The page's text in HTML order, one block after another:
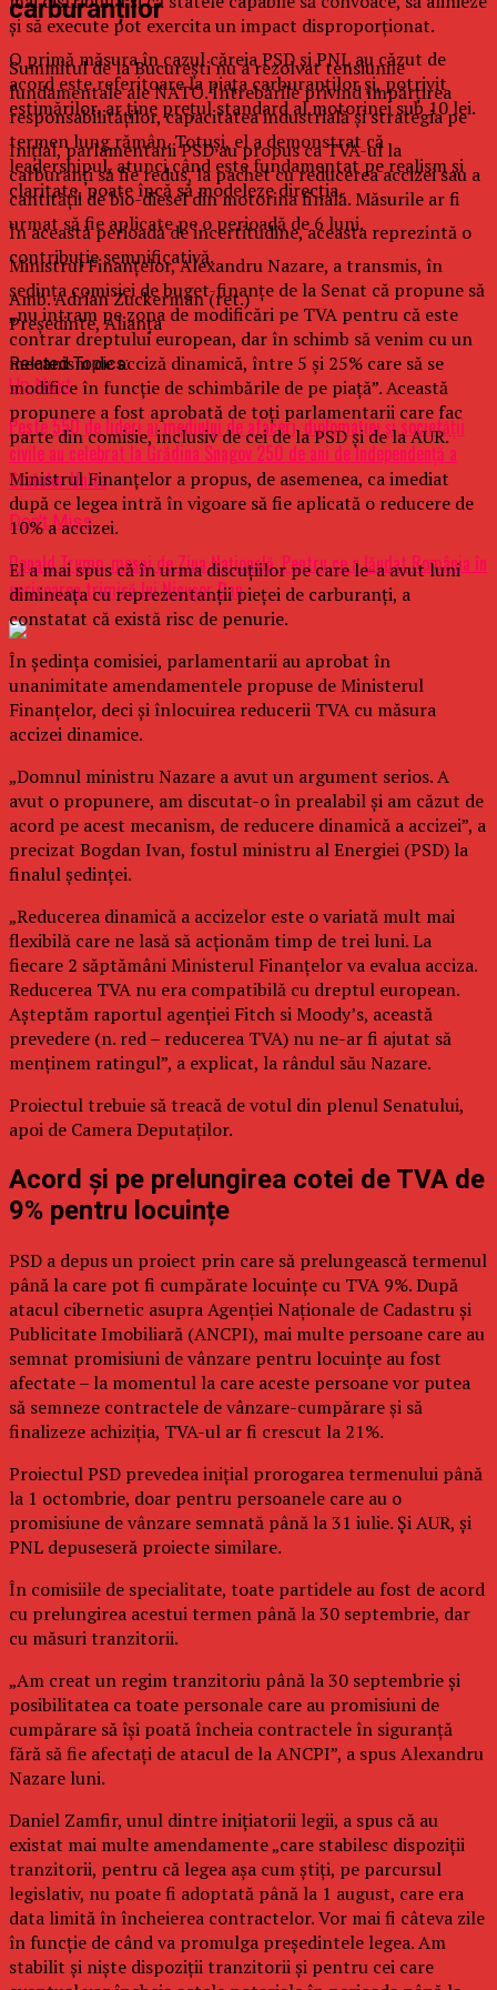
și să execute pot exercita un impact disproporționat.
Summitul de la București nu a rezolvat tensiunile
fundamentale ale NATO. Întrebările privind împărțirea
responsabilităților, capacitatea industrială și strategia pe
termen lung rămân. Totuși, el a demonstrat că
leadershipul, atunci când este fundamentat pe realism și
claritate, poate încă să modeleze direcția.
În această perioadă de incertitudine, aceasta reprezintă o
contribuție semnificativă.
Amb. Adrian Zuckerman (ret.)
Președinte, Alianța
Related Topics:
Up Next
Peste 550 de lideri ai mediului de afaceri, diplomației și societății
civile au celebrat la Grădina Snagov 250 de ani de Independență a
Statelor Unite
Don't Miss
Donald Trump, mesaj de Ziua Națională. Pentru ce a lăudat România în
scrisoarea trimisă lui Nicușor Dan
carburanților
O primă măsura în cazul căreia PSD și PNL au căzut de
acord este referitoare la piața carburanților și, potrivit
estimărilor, ar ține prețul standard al motorinei sub 10 lei.
Inițial, parlamentarii PSD au propus ca TVA-ul la
carburanți să fie redus, la pachet cu reducerea accizei sau a
cantității de bio-diesel din motorina finală. Măsurile ar fi
urmat să fie aplicate pe o perioadă de 6 luni.
Ministrul Finanțelor, Alexandru Nazare, a transmis, în
ședința comisiei de buget-finanțe de la Senat că propune să
„nu intram pe zona de modificări pe TVA pentru că este
contrar dreptului european, dar în schimb să venim cu un
mecanism de acciză dinamică, între 5 și 25% care să se
modifice în funcție de schimbările de pe piață”. Această
propunere a fost aprobată de toți parlamentarii care fac
parte din comisie, inclusiv de cei de la PSD și de la AUR.
Ministrul Finanțelor a propus, de asemenea, ca imediat
după ce legea intră în vigoare să fie aplicată o reducere de
10% a accizei.
El a mai spus că în urma discuțiilor pe care le-a avut luni
dimineața cu reprezentanții pieței de carburanți, a
constatat că există risc de penurie.
În ședința comisiei, parlamentarii au aprobat în
unanimitate amendamentele propuse de Ministerul
Finanțelor, deci și înlocuirea reducerii TVA cu măsura
accizei dinamice.
„Domnul ministru Nazare a avut un argument serios. A
avut o propunere, am discutat-o în prealabil și am căzut de
acord pe acest mecanism, de reducere dinamică a accizei”, a
precizat Bogdan Ivan, fostul ministru al Energiei (PSD) la
finalul ședinței.
„Reducerea dinamică a accizelor este o variată mult mai
flexibilă care ne lasă să acționăm timp de trei luni. La
fiecare 2 săptămâni Ministerul Finanțelor va evalua acciza.
Reducerea TVA nu era compatibilă cu dreptul european.
Așteptăm raportul agenției Fitch si Moody’s, această
prevedere (n. red – reducerea TVA) nu ne-ar fi ajutat să
menținem ratingul”, a explicat, la rândul său Nazare.
Proiectul trebuie să treacă de votul din plenul Senatului,
apoi de Camera Deputaților.
Acord și pe prelungirea cotei de TVA de
9% pentru locuințe
PSD a depus un proiect prin care să prelungească termenul
până la care pot fi cumpărate locuințe cu TVA 9%. După
atacul cibernetic asupra Agenției Naționale de Cadastru și
Publicitate Imobiliară (ANCPI), mai multe persoane care au
semnat promisiuni de vânzare pentru locuințe au fost
afectate – la momentul la care aceste persoane vor putea
să semneze contractele de vânzare-cumpărare și să
finalizeze achiziția, TVA-ul ar fi crescut la 21%.
Proiectul PSD prevedea inițial prorogarea termenului până
la 1 octombrie, doar pentru persoanele care au o
promisiune de vânzare semnată până la 31 iulie. Și AUR, și
PNL depuseseră proiecte similare.
În comisiile de specialitate, toate partidele au fost de acord
cu prelungirea acestui termen până la 30 septembrie, dar
cu măsuri tranzitorii.
„Am creat un regim tranzitoriu până la 30 septembrie și
posibilitatea ca toate personale care au promisiuni de
cumpărare să își poată încheia contractele în siguranță
fără să fie afectați de atacul de la ANCPI”, a spus Alexandru
Nazare luni.
Daniel Zamfir, unul dintre inițiatorii legii, a spus că au
existat mai multe amendamente „care stabilesc dispoziții
tranzitorii, pentru că legea așa cum știți, pe parcursul
legislativ, nu poate fi adoptată până la 1 august, care era
data limită în încheierea contractelor. Vor mai fi câteva zile
în funcție de când va promulga președintele legea. Am
stabilit și niște dispoziții tranzitorii și pentru cei care